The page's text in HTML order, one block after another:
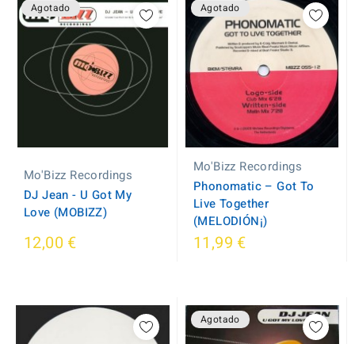
Agotado
Mo'Bizz Recordings
DJ Jean - U Got My
Love (MOBIZZ)
12,00 €
Agotado
Mo'Bizz Recordings
Phonomatic ‎– Got To
Live Together
(MELODIÓN¡)
11,99 €
Agotado